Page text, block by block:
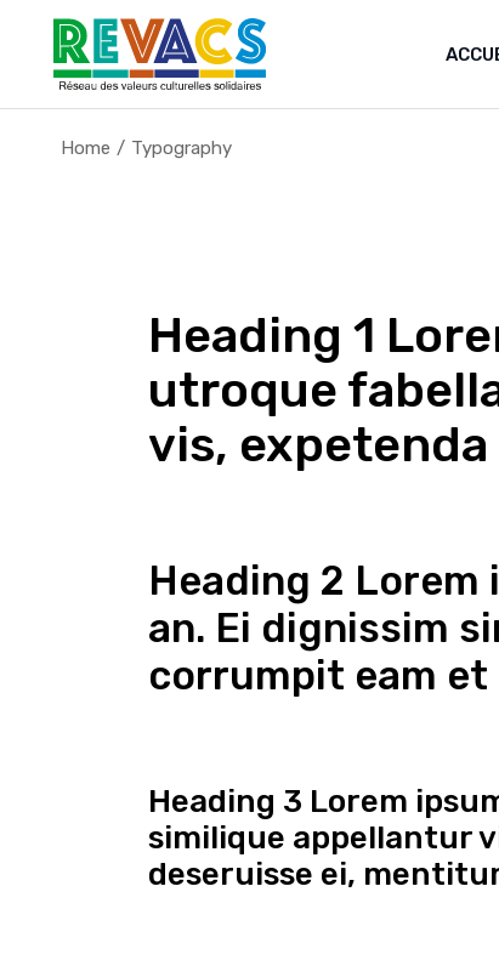
Home Typography
Heading 1
utroque
vis,
Heading 2
an. Ei dignissim
corrumpit eam et
Heading 3 Lorem
similique appellantur
deseruisse ei,